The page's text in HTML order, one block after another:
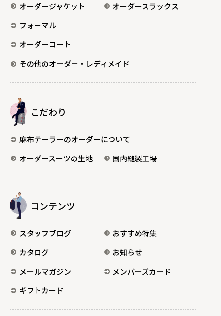
オーダージャケット
オーダースラックス
フォーマル
オーダーコート
その他のオーダー・レディメイド
こだわり
麻布テーラーのオーダーについて
オーダースーツの生地
国内縫製工場
コンテンツ
スタッフブログ
おすすめ特集
カタログ
お知らせ
メールマガジン
メンバーズカード
ギフトカード